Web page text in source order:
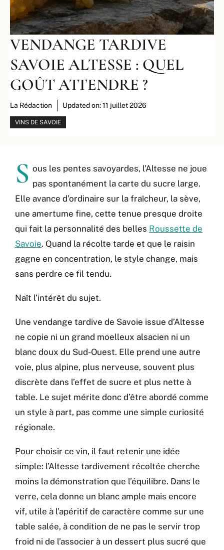
VENDANGE TARDIVE
SAVOIE ALTESSE : QUEL
GOÛT ATTENDRE ?
La Rédaction Updated on:11 juillet 2026
VINS DE SAVOIE
S ous les pentes savoyardes, l’Altesse ne joue
pas spontanément la carte du sucre large.
Elle avance d’ordinaire sur la fraîcheur, la sève,
une amertume fine, cette tenue presque droite
qui fait la personnalité des belles Roussette de
Savoie. Quand la récolte tarde et que le raisin
gagne en concentration, le style change, mais
sans perdre ce fil tendu.
Naît l’intérêt du sujet.
Une vendange tardive de Savoie issue d’Altesse
ne copie ni un grand moelleux alsacien ni un
blanc doux du Sud-Ouest. Elle prend une autre
voie, plus alpine, plus nerveuse, souvent plus
discrète dans l’effet de sucre et plus nette à
table. Le sujet mérite donc d’être abordé comme
un style à part, pas comme une simple curiosité
régionale.
Pour choisir ce vin, il faut retenir une idée
simple: l’Altesse tardivement récoltée cherche
moins la démonstration que l’équilibre. Dans le
verre, cela donne un blanc ample mais encore
vif, utile à l’apéritif de caractère comme sur une
table salée, à condition de ne pas le servir trop
froid ni de l’associer à un dessert plus sucré que